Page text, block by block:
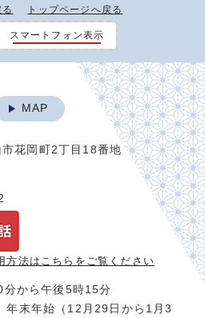
トップページへ戻る
スマートフォン表示
MAP
花岡町2丁目18番地
方法は こちらをご覧ください
から午後5時15分
年末年始（12月29日から1月3